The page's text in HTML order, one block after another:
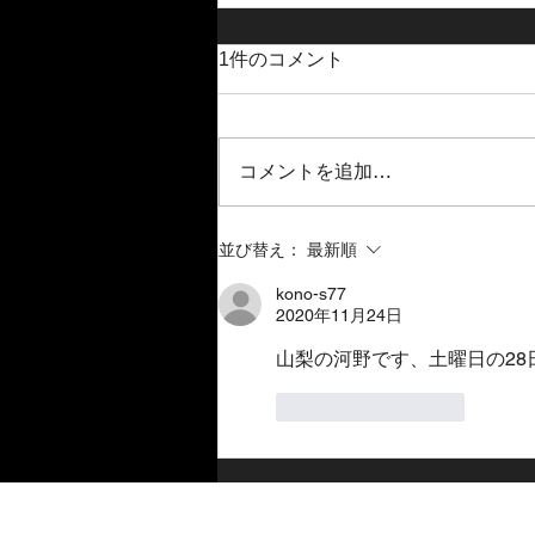
夏季休業日のお知らせ
8月10日から14日まで連休とさせ
1件のコメント
コメントを追加…
並び替え： 最新順
kono-s77
2020年11月24日
山梨の河野です、土曜日の28